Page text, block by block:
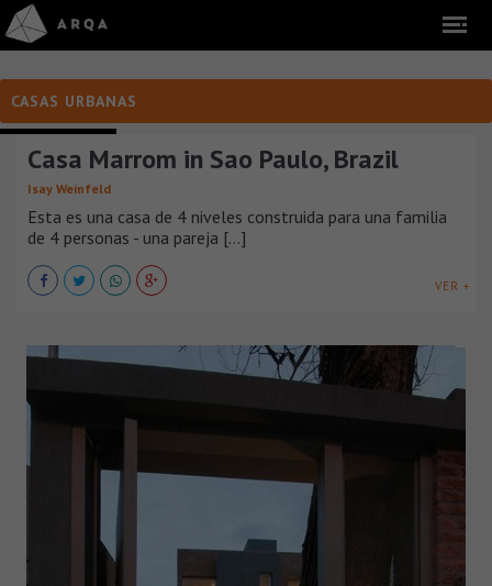
CASAS URBANAS
CASAS URBANAS
Casa Marrom in Sao Paulo, Brazil
Isay Weinfeld
Esta es una casa de 4 niveles construida para una familia
de 4 personas - una pareja [...]
VER +